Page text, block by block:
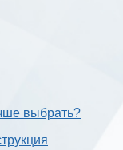
выбрать?